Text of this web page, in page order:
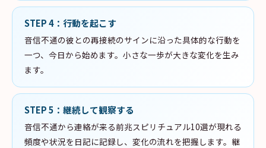
STEP4 ： 行動を起こす
音信不通の彼との再接続のサインに沿った具体的な行動を
一つ、今日から始めます。小さな一歩が大きな変化を生み
ます。
STEP5 ： 継続して観察する
音信不通から連絡が来る前兆スピリチュアル10選が現れる
頻度や状況を日記に記録し、変化の流れを把握します。継